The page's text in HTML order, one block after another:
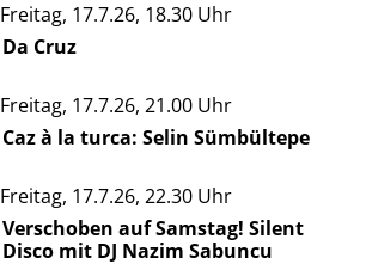
Freitag, 17.7.26, 18.30 Uhr
Da Cruz
Freitag, 17.7.26, 21.00 Uhr
Caz à la turca: Selin Sümbültepe
Freitag, 17.7.26, 22.30 Uhr
Verschoben auf Samstag! Silent
Disco mit DJ Nazim Sabuncu